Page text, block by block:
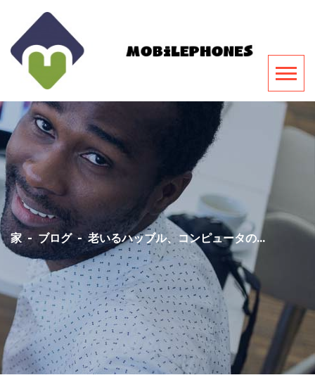
家 - ブログ - 老いるハッブル、コンピュータの...